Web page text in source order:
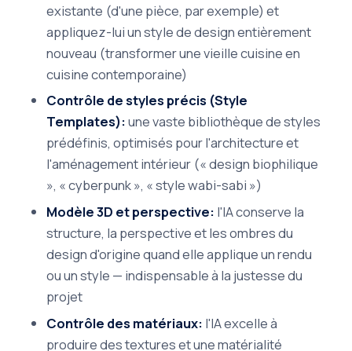
existante (d'une pièce, par exemple) et
appliquez-lui un style de design entièrement
nouveau (transformer une vieille cuisine en
cuisine contemporaine)
Contrôle de styles précis (Style
Templates):une vaste bibliothèque de styles
prédéfinis, optimisés pour l'architecture et
l'aménagement intérieur (« design biophilique
», « cyberpunk », « style wabi-sabi »)
Modèle 3D et perspective: l'IA conserve la
structure, la perspective et les ombres du
design d'origine quand elle applique un rendu
ou un style — indispensable à la justesse du
projet
Contrôle des matériaux: l'IA excelle à
produire des textures et une matérialité